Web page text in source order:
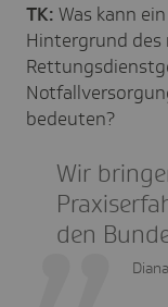
TK: Was kann
Hintergrund des
bedeuten?
Wir
den